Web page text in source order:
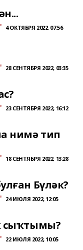
4 ОКТЯБРЯ 2022, 07:56
28 СЕНТЯБРЯ 2022, 03:35
23 СЕНТЯБРЯ 2022, 16:12
нимә тип
18 СЕНТЯБРЯ 2022, 13:28
Бүләк?
24 ИЮЛЯ 2022, 12:05
сыҡтымы?
22 ИЮЛЯ 2022, 10:05